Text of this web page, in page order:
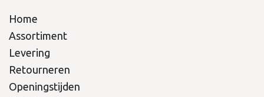
Home
Assortiment
Levering
Retourneren
Openingstijden